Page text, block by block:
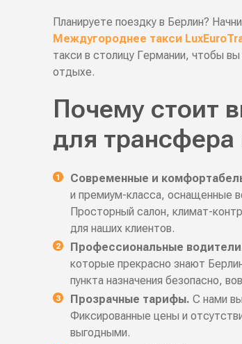
Планируете поездку в Берлин?
Междугороднее такси
такси в столицу Германии, чтобы
отдыхе.
Почему стоит
для трансфера
Современные и
и премиум-класса, оснащенные
Просторный салон, климат-
для наших клиентов.
Профессиональные
которые прекрасно знают
пункта назначения безопасно,
Прозрачные тарифы. С нами
Фиксированные цены и
выгодными.